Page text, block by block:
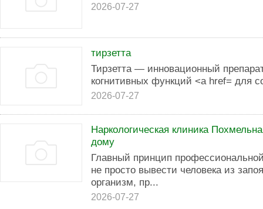
2026-07-27
тирзетта
Тирзетта — инновационный
когнитивных функций <a href= для
2026-07-27
Наркологическая клиника
дому
Главный принцип
не просто вывести человека из
организм, пр...
2026-07-27